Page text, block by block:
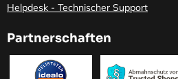
Helpdesk - Technischer Support
Partnerschaften